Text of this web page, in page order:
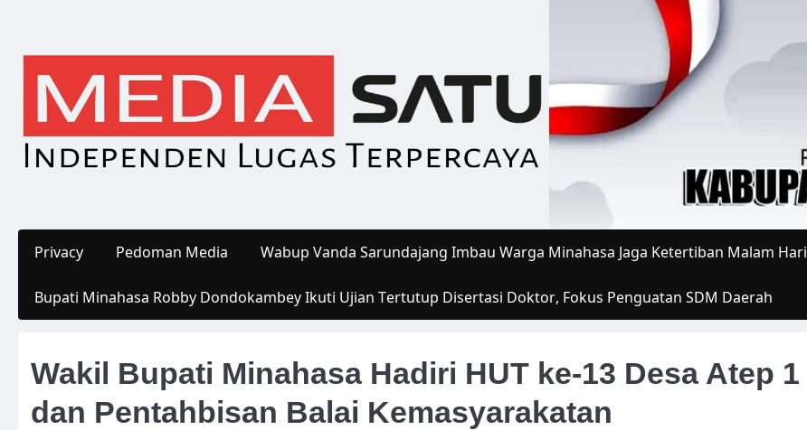
content
Privacy Pedoman Media Wabup Vanda Sarundajang Imbau Warga Minahasa Jaga Ketertiban Malam Hari
Bupati Minahasa Robby Dondokambey Ikuti Ujian Tertutup Disertasi Doktor, Fokus Penguatan SDM Daerah
Wakil Bupati Minahasa Hadiri HUT ke-13 Desa Atep 1
dan Pentahbisan Balai Kemasyarakatan